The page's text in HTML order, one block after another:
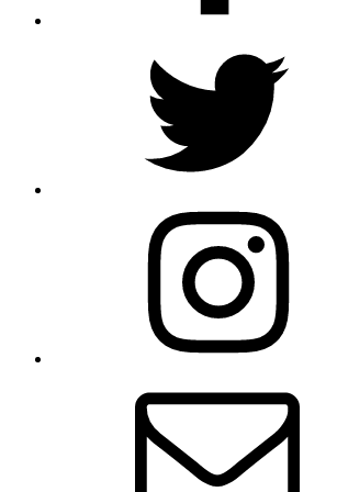
Falsestuff. La muerte de las musas